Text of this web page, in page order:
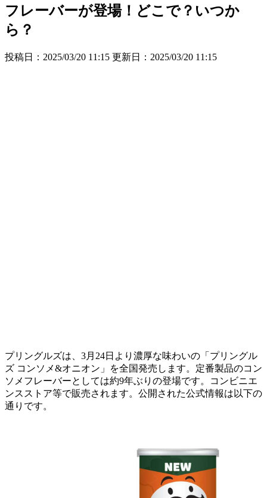
フレーバーが登場！どこで？いつか
ら？
投稿日：2025/03/20 11:15 更新日： 2025/03/20 11:15
プリングルズは、3月24日より濃厚な味わいの「プリングル
ズ コンソメ&オニオン」を全国発売します。定番製品のコン
ソメフレーバーとしては約9年ぶりの登場です。コンビニエ
ンスストア等で販売されます。公開された公式情報は以下の
通りです。